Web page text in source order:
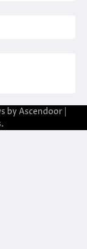
by Ascendoor
.